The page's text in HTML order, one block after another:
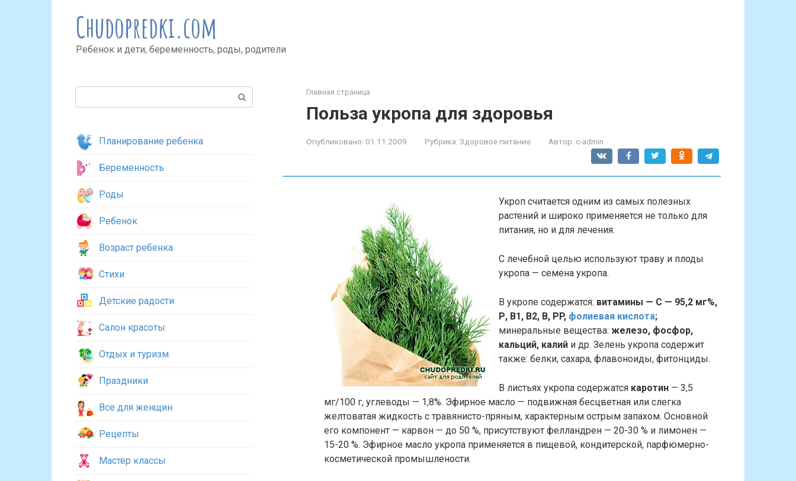
Chudopredki.com
Ребенок и дети, беременность, роды, родители
Главная страница
Польза укропа для здоровья
Опубликовано: 01.11.2009 Рубрика: Здоровое питание Автор: c-admin
Укроп считается одним из самых полезных
растений и широко применяется не только для
питания, но и для лечения.
С лечебной целью используют траву и плоды
укропа — семена укропа.
В укропе содержатся: витамины — С — 95,2 мг%,
Р, В1, В2, B, PP, фолиевая кислота;
минеральные вещества: железо, фосфор,
кальций, калий и др. Зелень укропа содержит
также: белки, сахара, флавоноиды, фитонциды.
В листьях укропа содержатся каротин — 3,5
мг/100 г, углеводы — 1,8%. Эфирное масло — подвижная бесцветная или слегка
желтоватая жидкость с травянисто-пряным, характерным острым запахом. Основной
его компонент — карвон — до 50 %, присутствуют фелландрен — 20-30 % и лимонен —
15-20 %. Эфирное масло укропа применяется в пищевой, кондитерской, парфюмерно-
косметической промышлености.
Планирование ребенка
Беременность
Роды
Ребенок
Возраст ребенка
Стихи
Детские радости
Салон красоты
Отдых и туризм
Праздники
Все для женщин
Рецепты
Мастер классы